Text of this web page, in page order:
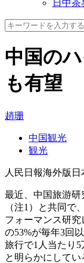
日中茶
中国の
も有望
趙珊
中国観光
観光
人民日報海外版日
最近、中国旅游研
（注1）と共同で
フォーマンス研
の53%が毎年3回
旅行で1人当たり5
と明らかにして